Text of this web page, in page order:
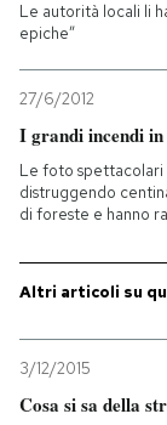
Le autorità locali li
epiche”
27/6/2012
I grandi incendi
Le foto spettacolari
distruggendo
di foreste e hanno
Altri articoli su
3/12/2015
Cosa si sa della